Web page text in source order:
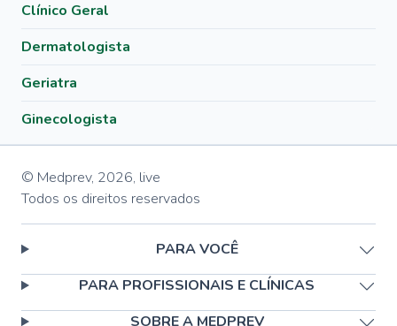
Clínico Geral
Dermatologista
Geriatra
Ginecologista
© Medprev, 2026, live
Todos os direitos reservados
PARA VOCÊ
PARA PROFISSIONAIS E CLÍNICAS
SOBRE A MEDPREV